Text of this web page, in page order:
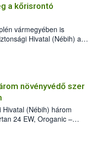
a kőrisrontó
vármegyében is
Hivatal (Nébih) a
jelenlétét. A
meg, de már fertőzött
a szlovák
megállítása érdekében.
növényvédő szer
(Nébih) három
24 EW, Oroganic –
a szüretet követően,
stádiumáig